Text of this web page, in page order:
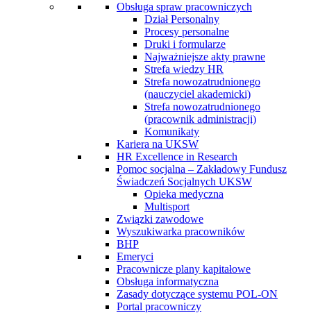
Obsługa spraw pracowniczych
Dział Personalny
Procesy personalne
Druki i formularze
Najważniejsze akty prawne
Strefa wiedzy HR
Strefa nowozatrudnionego
(nauczyciel akademicki)
Strefa nowozatrudnionego
(pracownik administracji)
Komunikaty
Kariera na UKSW
HR Excellence in Research
Pomoc socjalna – Zakładowy Fundusz
Świadczeń Socjalnych UKSW
Opieka medyczna
Multisport
Związki zawodowe
Wyszukiwarka pracowników
BHP
Emeryci
Pracownicze plany kapitałowe
Obsługa informatyczna
Zasady dotyczące systemu POL-ON
Portal pracowniczy